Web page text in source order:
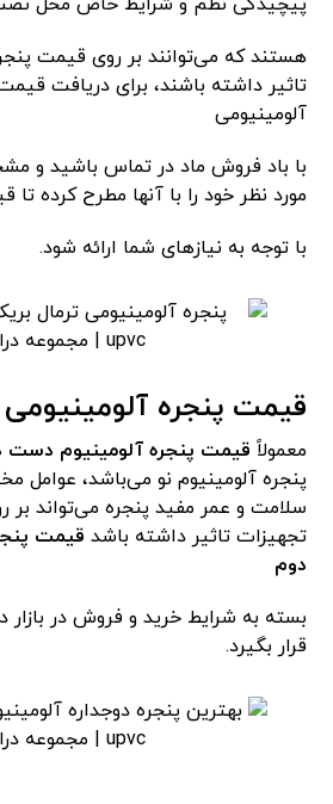
هستند که می‌توانند بر روی قیمت
تاثیر داشته باشند، برای دریافت
آلومینیومی
با باد فروش ماد در تماس باشید و
مورد نظر خود را با آنها مطرح کرده تا
با توجه به نیازهای شما ارائه شود.
قیمت پنجره
معمولاً قیمت پنجره آلومینیوم دست
پنجره آلومینیوم نو می‌باشد،
سلامت و عمر مفید پنجره می‌تواند
تجهیزات تاثیر داشته باشد قیمت
دوم
بسته به شرایط خرید و فروش در
قرار بگیرد.